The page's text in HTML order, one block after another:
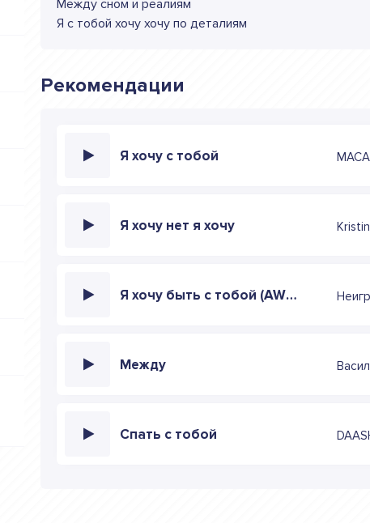
Между сном и реалиям
Я с тобой хочу хочу по деталиям
Рекомендации
Я хочу с тобой
Я хочу нет я хочу
Я хочу быть с тобой (AWG.Remix)
Между
Спать с тобой